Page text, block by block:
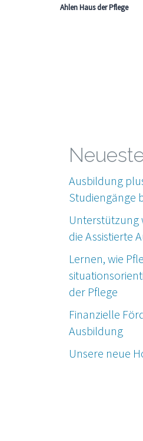
Ahlen Haus der Pflege
Ausbildung
Studiengänge
Unterstützung
die Assistierte
Lernen, wie
der Pflege
Finanzielle
Ausbildung
Unsere neue